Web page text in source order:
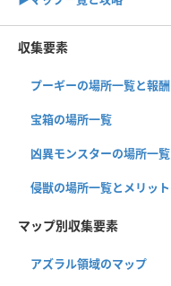
収集要素
プーギーの場所一覧と報酬
宝箱の場所一覧
凶異モンスターの場所一覧
侵獣の場所一覧とメリット
マップ別収集要素
アズラル領域のマップ